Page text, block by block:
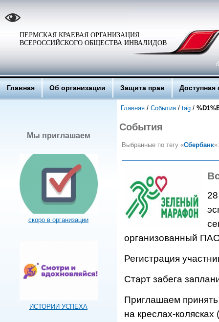
ПЕРМСКАЯ КРАЕВАЯ ОРГАНИЗАЦИЯ
ВСЕРОССИЙСКОГО ОБЩЕСТВА ИНВАЛИДОВ
Главная Об организации Защита прав Доступная
Мы приглашаем
скоро в организации
ИСТОРИИ УСПЕХА
Главная / События / tag /
События
Выбранные по тегу «Сбербанк»:
организованный
Регистрация
Старт забега
Приглашаем
на креслах-